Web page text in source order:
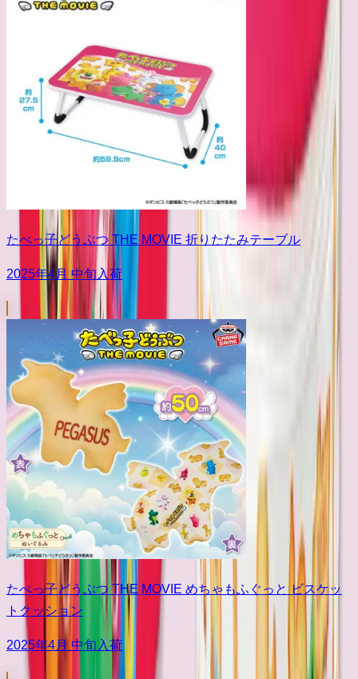
たべっ子どうぶつ THE MOVIE 折りたたみテーブル
2025年4月 中旬入荷
たべっ子どうぶつ THE MOVIE めちゃもふぐっと ビスケッ
トクッション
2025年4月 中旬入荷